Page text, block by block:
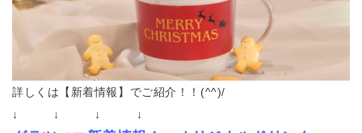
詳しくは【新着情報】でご紹介！！(^^)/
↓ ↓ ↓ ↓